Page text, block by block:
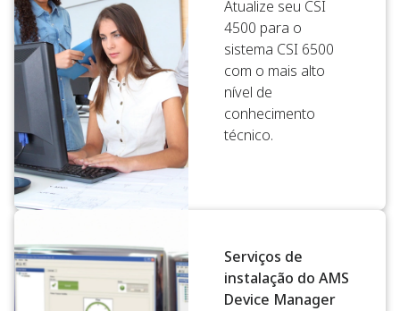
Atualize seu CSI
4500 para o
sistema CSI 6500
com o mais alto
nível de
conhecimento
técnico.
Serviços de
instalação do AMS
Device Manager